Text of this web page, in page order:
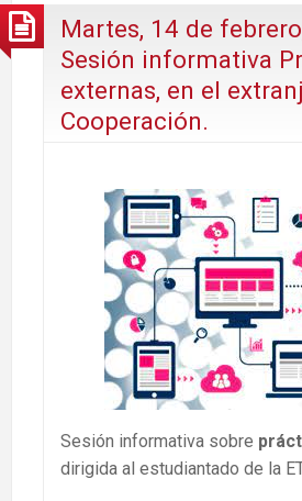
Martes, 14 de
Sesión informativa
externas, en el
Cooperación.
Sesión informativa sobre
dirigida al estudiantado de la